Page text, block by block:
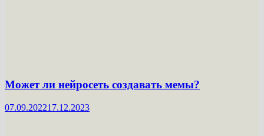
Может ли нейросеть создавать мемы?
07.09.202217.12.2023